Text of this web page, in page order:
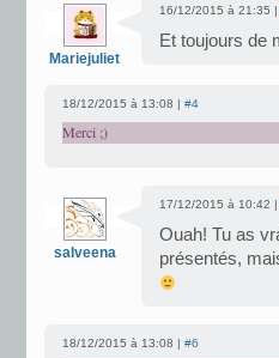
Mariejuliet
16/12/2015 à 21:35 |
Et toujours de
18/12/2015 à 13:08 | #4
Merci ;)
salveena
17/12/2015 à 10:42 |
Ouah! Tu as
présentés,
18/12/2015 à 13:08 | #6